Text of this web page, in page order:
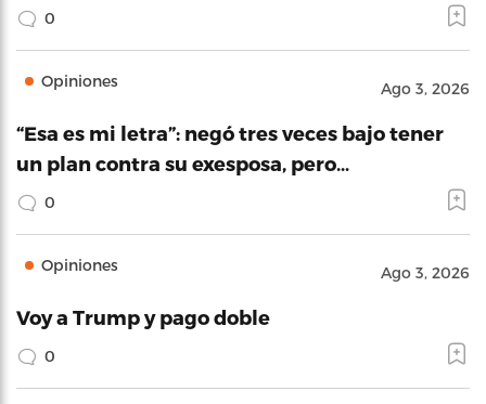
0
Opiniones Ago 3, 2026
“Esa es mi letra”: negó tres veces bajo tener
un plan contra su exesposa, pero…
0
Opiniones Ago 3, 2026
Voy a Trump y pago doble
0